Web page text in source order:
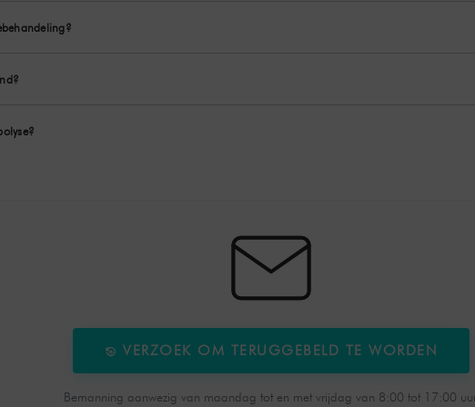
VERZOEK OM TERUGGEBELD TE WORDEN
Bemanning aanwezig van maandag tot en met vrijdag van 8:00 tot 17:00